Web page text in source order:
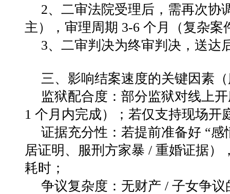
2、二审法院受理后，需再次协
主），审理周期 3-6 个月（复杂案
3、二审判决为终审判决，送达
三、影响结案速度的关键因素
监狱配合度 ：部分监狱对线上
1 个月内完成）；若仅支持现场开
证据充分性 ：若提前准备好 “感
居证明、服刑方家暴 / 重婚证据）
耗时；
争议复杂度 ：无财产 / 子女争议